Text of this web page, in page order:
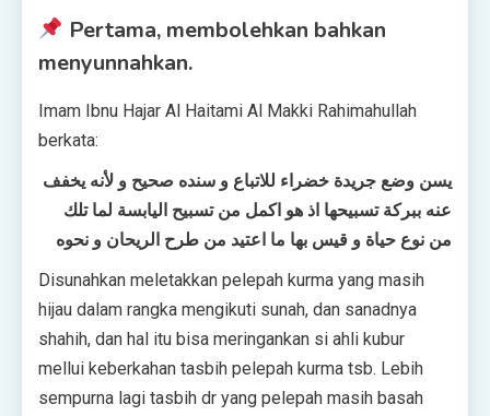
Pertama, membolehkan bahkan
menyunnahkan.
Imam Ibnu Hajar Al Haitami Al Makki Rahimahullah
berkata:
يسن وضع جريدة خضراء للاتباع و سنده صحيح و لأنه يخفف
عنه ببركة تسبيحها اذ هو اكمل من تسبيح اليابسة لما تلك
من نوع حياة و قيس بها ما اعتيد من طرح الريحان و نحوه
Disunahkan meletakkan pelepah kurma yang masih
hijau dalam rangka mengikuti sunah, dan sanadnya
shahih, dan hal itu bisa meringankan si ahli kubur
mellui keberkahan tasbih pelepah kurma tsb. Lebih
sempurna lagi tasbih dr yang pelepah masih basah